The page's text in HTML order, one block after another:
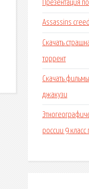
Презентация
Assassins
Скачать
торрент
Скачать
джакузи
россии 9 класс